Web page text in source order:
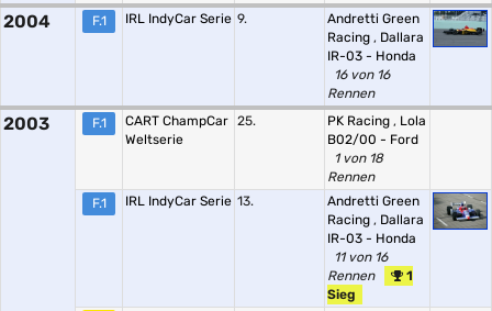
2004 F.1 IRL IndyCar Serie 9.
Andretti Green
Racing , Dallara
IR-03 - Honda
16 von 16
Rennen
2003 F.1
CART ChampCar
Weltserie
25. PK Racing , Lola
B02/00 - Ford
1 von 18
Rennen
F.1
IRL IndyCar Serie 13.
Andretti Green
Racing , Dallara
IR-03 - Honda
11 von 16
Rennen
1
Sieg